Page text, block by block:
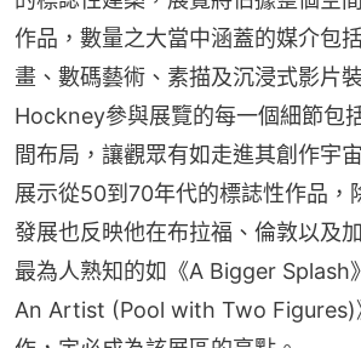
作品，數量之大當中涵蓋的媒介包
畫、數碼藝術、素描及沉浸式影片
Hockney參與展覽的每一個細節包
間布局，讓觀眾有如走進其創作宇
展示從50到70年代的標誌性作品，
發展也反映他在布拉福、倫敦以及
最為人熟知的如《A Bigger
An Artist (Pool with Two Figures)